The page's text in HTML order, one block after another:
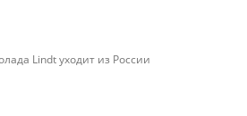
Lindt уходит из России